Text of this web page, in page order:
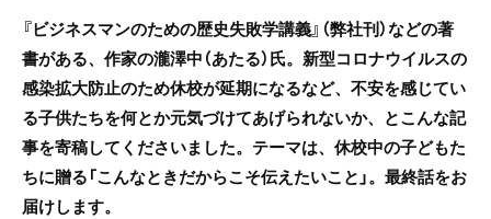
『ビジネスマンのための歴史失敗学講義』（弊社刊）などの著
書がある、作家の瀧澤中（あたる）氏。 新型コロナウイルスの
感染拡大防止のため休校が延期になるなど、不安を感じてい
る子供たちを何とか元気づけてあげられないか、とこんな記
事を寄稿してくださいました。テーマは、休校中の子どもた
ちに贈る「こんなときだからこそ伝えたいこと」。 最終話をお
届けします。